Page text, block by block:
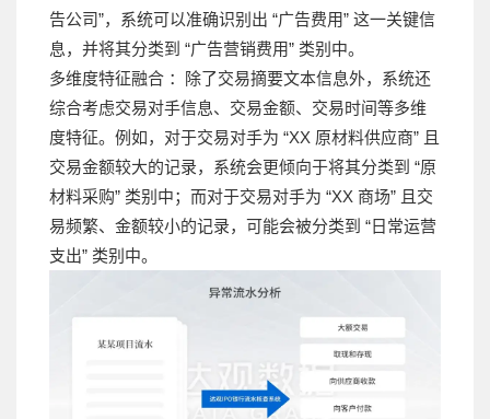
告公司”，系统可以准确识别出 “广告费用” 这一关键信
息，并将其分类到 “广告营销费用” 类别中。
多维度特征融合 ：除了交易摘要文本信息外，系统还
综合考虑交易对手信息、交易金额、交易时间等多维
度特征。例如，对于交易对手为 “XX 原材料供应商” 且
交易金额较大的记录，系统会更倾向于将其分类到 “原
材料采购” 类别中；而对于交易对手为 “XX 商场” 且交
易频繁、金额较小的记录，可能会被分类到 “日常运营
支出” 类别中。